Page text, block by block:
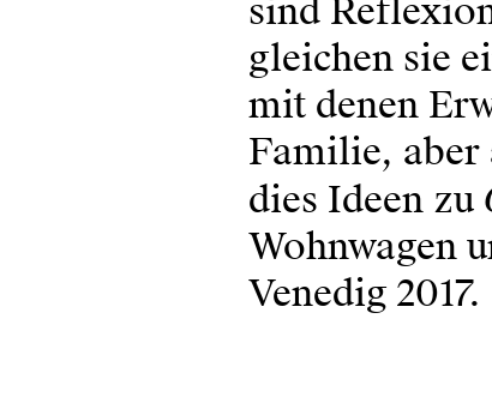
sind
gleichen sie
mit denen
Familie, aber
dies Ideen zu
Wohnwagen
Venedig 2017.